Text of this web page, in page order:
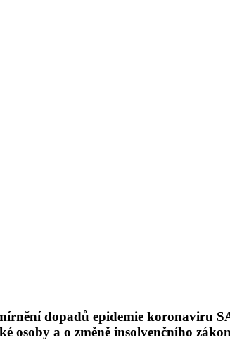
dopadů epidemie koronaviru
osoby a o změně insolvenčního